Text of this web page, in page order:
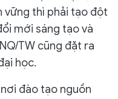
vững thì phải tạo đột
mới sáng tạo và
TW cũng đặt ra
học.
đào tạo nguồn